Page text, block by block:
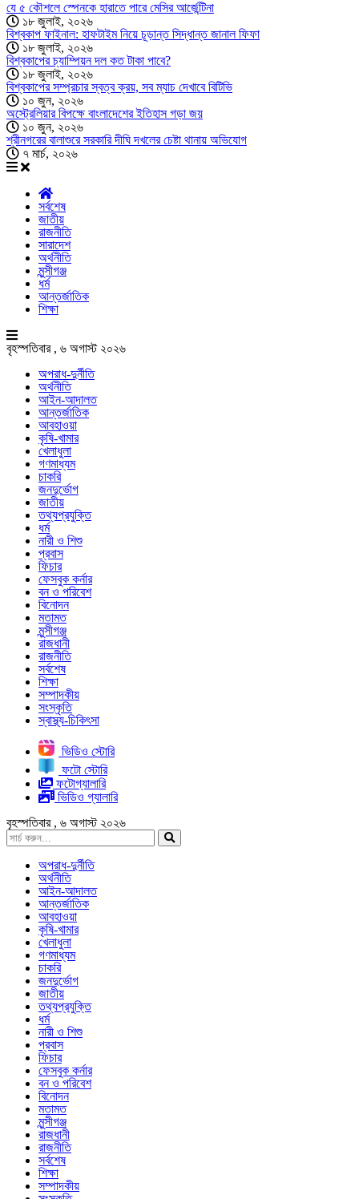
যে ৫ কৌশলে স্পেনকে হারাতে পারে মেসির আর্জেন্টিনা
১৮ জুলাই, ২০২৬
বিশ্বকাপ ফাইনাল: হাফটাইম নিয়ে চূড়ান্ত সিদ্ধান্ত জানাল ফিফা
১৮ জুলাই, ২০২৬
বিশ্বকাপের চ্যাম্পিয়ন দল কত টাকা পাবে?
১৮ জুলাই, ২০২৬
বিশ্বকাপের সম্প্রচার স্বত্ব ক্রয়, সব ম্যাচ দেখাবে বিটিভি
১০ জুন, ২০২৬
অস্ট্রেলিয়ার বিপক্ষে বাংলাদেশের ইতিহাস গড়া জয়
১০ জুন, ২০২৬
শ্রীনগরের বালাশুরে সরকারি দীঘি দখলের চেষ্টা থানায় অভিযোগ
৭ মার্চ, ২০২৬
সর্বশেষ
জাতীয়
রাজনীতি
সারাদেশ
অর্থনীতি
মুন্সীগঞ্জ
ধর্ম
আন্তর্জাতিক
শিক্ষা
বৃহস্পতিবার , ৬ অগাস্ট ২০২৬
অপরাধ-দুর্নীতি
অর্থনীতি
আইন-আদালত
আন্তর্জাতিক
আবহাওয়া
কৃষি-খামার
খেলাধুলা
গণমাধ্যম
চাকরি
জনদুর্ভোগ
জাতীয়
তথ্যপ্রযুক্তি
ধর্ম
নারী ও শিশু
প্রবাস
ফিচার
ফেসবুক কর্নার
বন ও পরিবেশ
বিনোদন
মতামত
মুন্সীগঞ্জ
রাজধানী
রাজনীতি
সর্বশেষ
শিক্ষা
সম্পাদকীয়
সংস্কৃতি
স্বাস্থ্য-চিকিৎসা
ভিডিও স্টোরি
ফটো স্টোরি
ফটোগ্যালারি
ভিডিও গ্যালারি
বৃহস্পতিবার , ৬ অগাস্ট ২০২৬
অপরাধ-দুর্নীতি
অর্থনীতি
আইন-আদালত
আন্তর্জাতিক
আবহাওয়া
কৃষি-খামার
খেলাধুলা
গণমাধ্যম
চাকরি
জনদুর্ভোগ
জাতীয়
তথ্যপ্রযুক্তি
ধর্ম
নারী ও শিশু
প্রবাস
ফিচার
ফেসবুক কর্নার
বন ও পরিবেশ
বিনোদন
মতামত
মুন্সীগঞ্জ
রাজধানী
রাজনীতি
সর্বশেষ
শিক্ষা
সম্পাদকীয়